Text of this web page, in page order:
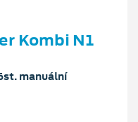
Kombi N1
manuální